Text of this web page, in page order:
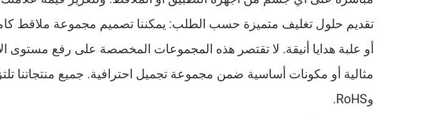
تقديم حلول تغليف متميزة حسب الطلب: يمكننا تصميم مجموعة ملاقط
أو علبة هدايا أنيقة. لا تقتصر هذه المجموعات المخصصة على رفع مستوى
وRoHS.